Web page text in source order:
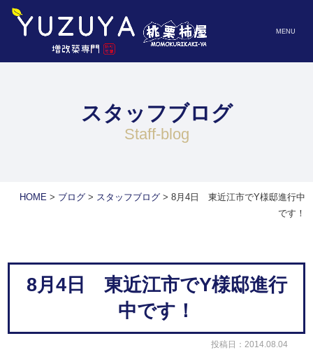
MENU
スタッフブログ
staff-blog
HOME> ブログ> スタッフブログ> 8月4日 東近江市でY様邸進行中
です！
8月4日 東近江市でY様邸進行
中です！
投稿日：2014.08.04